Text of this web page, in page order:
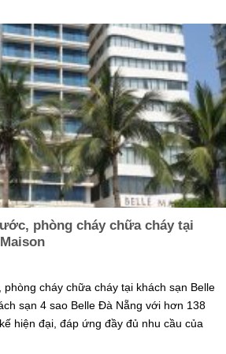
phòng cháy chữa cháy tại
cháy chữa cháy tại khách sạn Belle
sạn 4 sao Belle Đà Nẵng với hơn 138
hiện đại, đáp ứng đầy đủ nhu cầu của